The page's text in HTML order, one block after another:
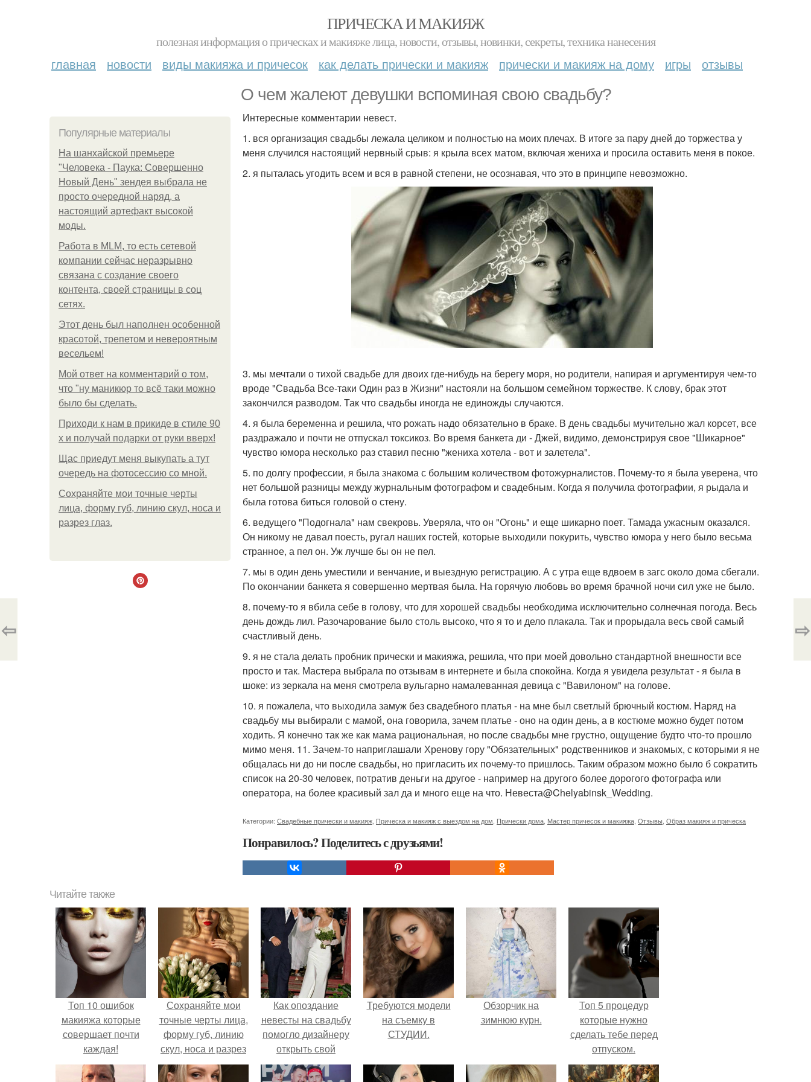
ПРИЧЕСКА И МАКИЯЖ
полезная информация о прическах и макияже лица, новости, отзывы, новинки, секреты, техника нанесения
главная новости виды макияжа и причесок как делать прически и макияж прически и макияж на дому игры отзывы
О чем жалеют девушки вспоминая свою свадьбу?
Популярные материалы
На шанхайской премьере
"Человека - Паука: Совершенно
Новый День" зендея выбрала не
просто очередной наряд, а
настоящий артефакт высокой
моды.
Работа в MLM, то есть сетевой
компании сейчас неразрывно
связана с создание своего
контента, своей страницы в соц
сетях.
Этот день был наполнен особенной
красотой, трепетом и невероятным
весельем!
Мой ответ на комментарий о том,
что "ну маникюр то всё таки можно
было бы сделать.
Приходи к нам в прикиде в стиле 90
х и получай подарки от руки вверх!
Щас приедут меня выкупать а тут
очередь на фотосессию со мной.
Сохраняйте мои точные черты
лица, форму губ, линию скул, носа и
разрез глаз.
Интересные комментарии невест.
1. вся организация свадьбы лежала целиком и полностью на моих плечах. В итоге за пару дней до торжества у
меня случился настоящий нервный срыв: я крыла всех матом, включая жениха и просила оставить меня в покое.
2. я пыталась угодить всем и вся в равной степени, не осознавая, что это в принципе невозможно.
3. мы мечтали о тихой свадьбе для двоих где-нибудь на берегу моря, но родители, напирая и аргументируя чем-то
вроде "Свадьба Все-таки Один раз в Жизни" настояли на большом семейном торжестве. К слову, брак этот
закончился разводом. Так что свадьбы иногда не единожды случаются.
4. я была беременна и решила, что рожать надо обязательно в браке. В день свадьбы мучительно жал корсет, все
раздражало и почти не отпускал токсикоз. Во время банкета ди - Джей, видимо, демонстрируя свое "Шикарное"
чувство юмора несколько раз ставил песню "жениха хотела - вот и залетела".
5. по долгу профессии, я была знакома с большим количеством фотожурналистов. Почему-то я была уверена, что
нет большой разницы между журнальным фотографом и свадебным. Когда я получила фотографии, я рыдала и
была готова биться головой о стену.
6. ведущего "Подогнала" нам свекровь. Уверяла, что он "Огонь" и еще шикарно поет. Тамада ужасным оказался.
Он никому не давал поесть, ругал наших гостей, которые выходили покурить, чувство юмора у него было весьма
странное, а пел он. Уж лучше бы он не пел.
7. мы в один день уместили и венчание, и выездную регистрацию. А с утра еще вдвоем в загс около дома сбегали.
По окончании банкета я совершенно мертвая была. На горячую любовь во время брачной ночи сил уже не было.
8. почему-то я вбила себе в голову, что для хорошей свадьбы необходима исключительно солнечная погода. Весь
день дождь лил. Разочарование было столь высоко, что я то и дело плакала. Так и прорыдала весь свой самый
счастливый день.
9. я не стала делать пробник прически и макияжа, решила, что при моей довольно стандартной внешности все
просто и так. Мастера выбрала по отзывам в интернете и была спокойна. Когда я увидела результат - я была в
шоке: из зеркала на меня смотрела вульгарно намалеванная девица с "Вавилоном" на голове.
10. я пожалела, что выходила замуж без свадебного платья - на мне был светлый брючный костюм. Наряд на
свадьбу мы выбирали с мамой, она говорила, зачем платье - оно на один день, а в костюме можно будет потом
ходить. Я конечно так же как мама рациональная, но после свадьбы мне грустно, ощущение будто что-то прошло
мимо меня. 11. Зачем-то наприглашали Хренову гору "Обязательных" родственников и знакомых, с которыми я не
общалась ни до ни после свадьбы, но пригласить их почему-то пришлось. Таким образом можно было б сократить
список на 20-30 человек, потратив деньги на другое - например на другого более дорогого фотографа или
оператора, на более красивый зал да и много еще на что. Невеста@Chelyabinsk_Wedding.
Категории: Свадебные прически и макияж Прическа и макияж с выездом на дом Прически дома Мастер причесок и макияжа Отзывы Образ макияж и прическа
Понравилось? Поделитесь с друзьями!
⇦ ⇨
Читайте также
Топ 10 ошибок
макияжа которые
совершает почти
каждая!
Сохраняйте мои
точные черты лица,
форму губ, линию
скул, носа и разрез
глаз.
Как опоздание
невесты на свадьбу
помогло дизайнеру
открыть свой
бренд.
Требуются модели
на съемку в
СТУДИИ.
Обзорчик на
зимнюю курн.
Топ 5 процедур
которые нужно
сделать тебе перед
отпуском.